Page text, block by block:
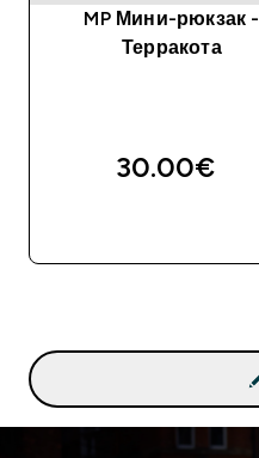
MP Мини-рюкзак -
Терракота
30.00€‎